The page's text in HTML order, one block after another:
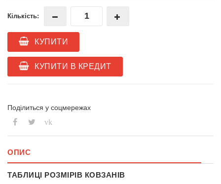
Кількість:
КУПИТИ
КУПИТИ В КРЕДИТ
Поділиться у соцмережах
vk
ОПИС
ТАБЛИЦІ РОЗМІРІВ КОВЗАНІВ